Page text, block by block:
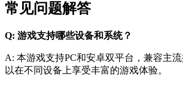
常见问题解答
Q: 游戏支持哪些设备和系统？
A: 本游戏支持PC和安卓双平台，兼容主
以在不同设备上享受丰富的游戏体验。